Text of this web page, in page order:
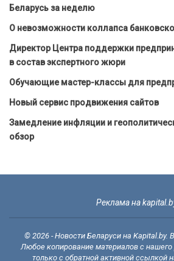
Беларусь за неделю
О невозможности коллапса
Директор Центра поддержки
в состав экспертного жюри
Обучающие мастер-классы для
Новый сервис продвижения сайтов
Замедление инфляции и
обзор
Реклама на
© 2026 - Новости Беларуси на Kapital.by.
Любое копирование материалов с нашего
только с обратной активной ссылкой